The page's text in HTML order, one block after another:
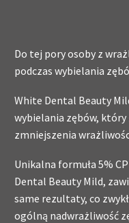
Do tej pory osoby z
podczas wybielania
White Dental Beauty
wybielania zębów, który
zmniejszenia
Unikalna formuła 5%
Dental Beauty Mild,
same rezultaty, co
ogólną nadwrażliwość